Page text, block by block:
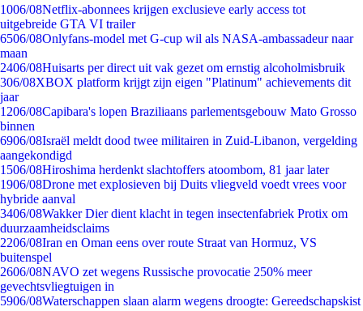
1006/08Netflix-abonnees krijgen exclusieve early access tot
uitgebreide GTA VI trailer
6506/08Onlyfans-model met G-cup wil als NASA-ambassadeur naar
maan
2406/08Huisarts per direct uit vak gezet om ernstig alcoholmisbruik
306/08XBOX platform krijgt zijn eigen "Platinum" achievements dit
jaar
1206/08Capibara's lopen Braziliaans parlementsgebouw Mato Grosso
binnen
6906/08Israël meldt dood twee militairen in Zuid-Libanon, vergelding
aangekondigd
1506/08Hiroshima herdenkt slachtoffers atoombom, 81 jaar later
1906/08Drone met explosieven bij Duits vliegveld voedt vrees voor
hybride aanval
3406/08Wakker Dier dient klacht in tegen insectenfabriek Protix om
duurzaamheidsclaims
2206/08Iran en Oman eens over route Straat van Hormuz, VS
buitenspel
2606/08NAVO zet wegens Russische provocatie 250% meer
gevechtsvliegtuigen in
5906/08Waterschappen slaan alarm wegens droogte: Gereedschapskist